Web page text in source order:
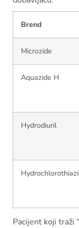
Brend
Microzide
Aquazide H
Hydrodiuril
Pacijent koji traži